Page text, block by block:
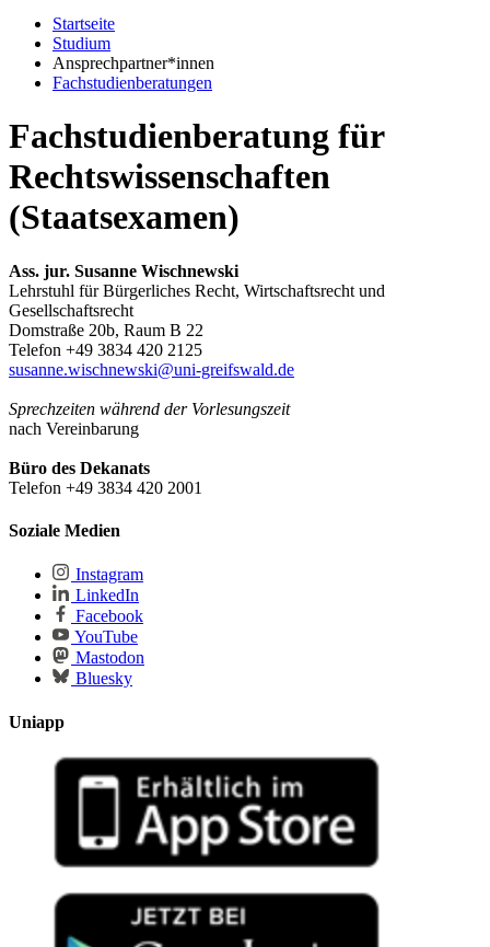
Startseite
Studium
Ansprechpartner*innen
Fachstudienberatungen
Fachstudienberatung für
Rechtswissenschaften
(Staatsexamen)
Ass. jur. Susanne Wischnewski
Lehrstuhl für Bürgerliches Recht, Wirtschaftsrecht und
Gesellschaftsrecht
Domstraße 20b, Raum B 22
Telefon +49 3834 420 2125
susanne.wischnewski@uni-greifswald.de
Sprechzeiten während der Vorlesungszeit
nach Vereinbarung
Büro des Dekanats
Telefon +49 3834 420 2001
Soziale Medien
Instagram
LinkedIn
Facebook
YouTube
Mastodon
Bluesky
Uniapp